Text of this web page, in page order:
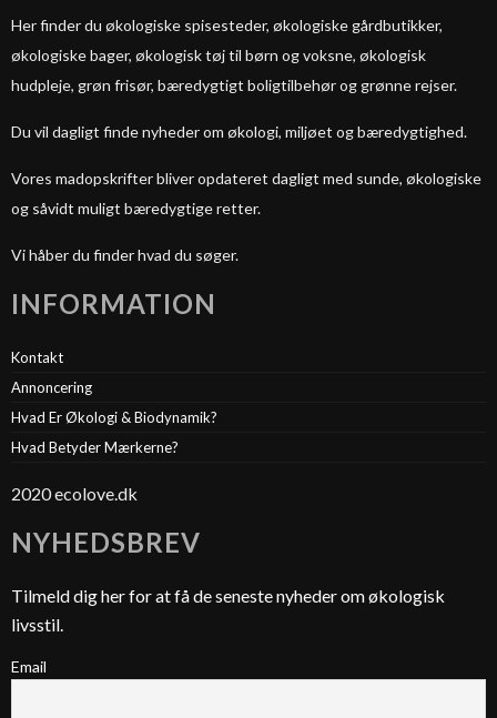
Her finder du økologiske spisesteder, økologiske gårdbutikker,
økologiske bager, økologisk tøj til børn og voksne, økologisk
hudpleje, grøn frisør, bæredygtigt boligtilbehør og grønne rejser.
Du vil dagligt finde nyheder om økologi, miljøet og bæredygtighed.
Vores madopskrifter bliver opdateret dagligt med sunde, økologiske
og såvidt muligt bæredygtige retter.
Vi håber du finder hvad du søger.
INFORMATION
Kontakt
Annoncering
Hvad Er Økologi & Biodynamik?
Hvad Betyder Mærkerne?
2020 ecolove.dk
NYHEDSBREV
Tilmeld dig her for at få de seneste nyheder om økologisk
livsstil.
Email